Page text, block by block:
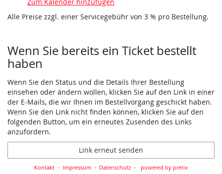
Alle Preise zzgl. einer Servicegebühr von 3 % pro Bestellung.
Wenn Sie bereits ein Ticket bestellt
haben
Wenn Sie den Status und die Details Ihrer Bestellung
einsehen oder ändern wollen, klicken Sie auf den Link in einer
der E-Mails, die wir Ihnen im Bestellvorgang geschickt haben.
Wenn Sie den Link nicht finden können, klicken Sie auf den
folgenden Button, um ein erneutes Zusenden des Links
anzufordern.
Link erneut senden
Kontakt Impressum Datenschutz powered by pretix